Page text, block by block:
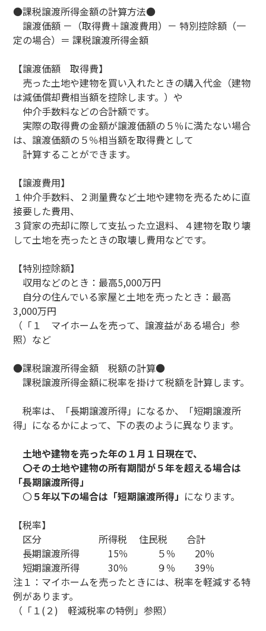
●課税譲渡所得金額の計算方法●
譲渡価額 －（取得費＋譲渡費用）－ 特別控除額（一
定の場合）＝ 課税譲渡所得金額
【譲渡価額
取得費】
売った土地や建物を買い入れたときの購入代金（建物
は減価償却費相当額を控除します。）や
仲介手数料などの合計額です。
実際の取得費の金額が譲渡価額の５％に満たない場合
は、譲渡価額の５％相当額を取得費として
計算することができます。
【譲渡費用】
１仲介手数料、２測量費など土地や建物を売るために直
接要した費用、
３貸家の売却に際して支払った立退料、４建物を取り壊
して土地を売ったときの取壊し費用などです。
【特別控除額】
収用などのとき：最高5,000万円
自分の住んでいる家屋と土地を売ったとき：最高
3,000万円
（「１ マイホームを売って、譲渡益がある場合」参
照）など
●課税譲渡所得金額 税額の計算●
課税譲渡所得金額に税率を掛けて税額を計算します。
税率は、「長期譲渡所得」になるか、「短期譲渡所
得」になるかによって、下の表のように異なります。
土地や建物を売った年の１月１日現在で、
〇その土地や建物の所有期間が５年を超える場合は
「長期譲渡所得」
〇５年以下の場合は「短期譲渡所得」 になります。
【税率】
区分
所得税 住民税 合計
長期譲渡所得
15％ ５％ 20％
短期譲渡所得
30％ ９％ 39％
注１：マイホームを売ったときには、税率を軽減する特
例があります。
（「１(２) 軽減税率の特例」参照）